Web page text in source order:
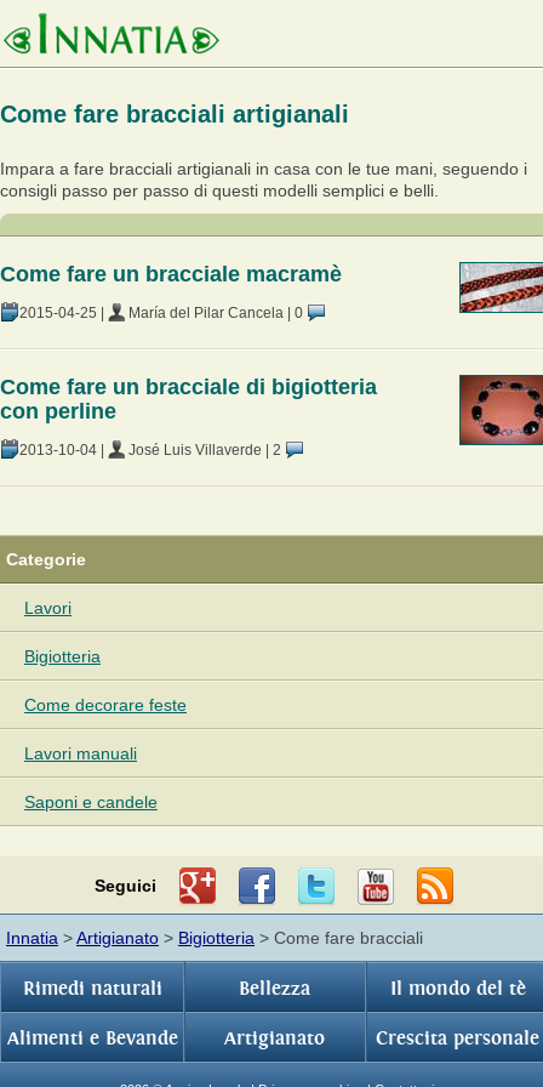
Come fare bracciali artigianali
Impara a fare bracciali artigianali in casa con le tue mani, seguendo i
consigli passo per passo di questi modelli semplici e belli.
Come fare un bracciale macramè
2015-04-25 María del Pilar Cancela 0
Come fare un bracciale di bigiotteria
con perline
2013-10-04 José Luis Villaverde 2
Categorie
Lavori
Bigiotteria
Come decorare feste
Lavori manuali
Saponi e candele
Seguici
Innatia >Artigianato > Bigiotteria > Come fare bracciali
Rimedi naturali Bellezza Il mondo del tè
Alimenti e Bevande Artigianato Crescita personale